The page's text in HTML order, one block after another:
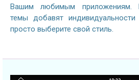
Вашим любимым приложениям.
темы добавят
просто выберите свой стиль.